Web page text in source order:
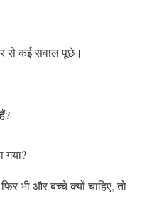
से कई सवाल पूछे।
गया?
भी और बच्चे क्यों चाहिए, तो